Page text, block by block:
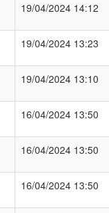
19/04/2024 14:12
19/04/2024 13:23
19/04/2024 13:10
16/04/2024 13:50
16/04/2024 13:50
16/04/2024 13:50